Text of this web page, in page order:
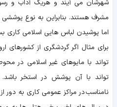
شهرشان می آیند و هریک آداب و
مشرف هستند. بنابراین به نوع پوششی
اما پوشیدن لباس هایی اسلامی کاری
برای مثال اگر گردشگری از کشورهای
تواند با مایوهای غیر اسلامی در
تواند با آن پوشش در استخر
نامناسب در مراکز عمومی کاری به دور